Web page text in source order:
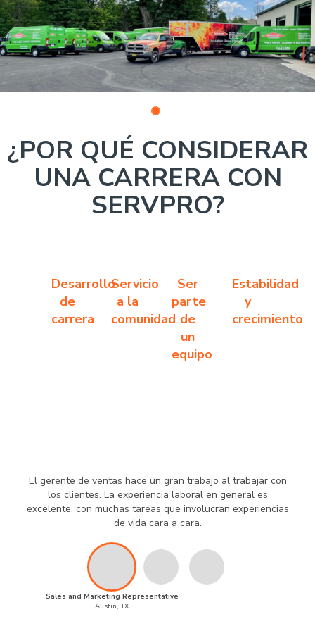
photo
1
¿POR QUÉ CONSIDERAR
UNA CARRERA CON
SERVPRO?
Desarrollo
de
carrera
Servicio
a la
comunidad
Ser
parte
de
un
equipo
Estabilidad
y
crecimiento
El gerente de ventas hace un gran trabajo al trabajar con
los clientes. La experiencia laboral en general es
excelente, con muchas tareas que involucran experiencias
de vida cara a cara.
Sales and Marketing Representative
Austin, TX